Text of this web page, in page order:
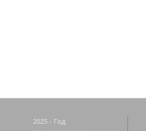
2025 - Год